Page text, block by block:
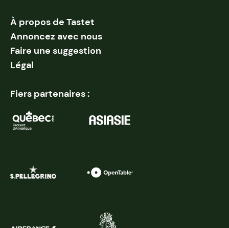
À propos de Tastet
Annoncez avec nous
Faire une suggestion
Légal
Fiers partenaires :